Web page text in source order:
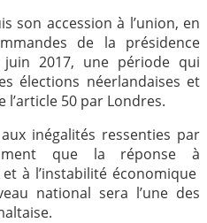
son accession à l’union, en
de la présidence
2017, une période qui
élections néerlandaises et
l’article 50 par Londres.
inégalités ressenties par
que la réponse à
à l’instabilité économique
national sera l’une des